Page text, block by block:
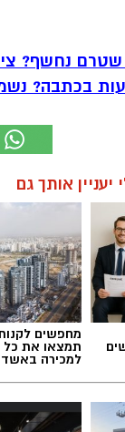
נחשף?
בכתבה?
יעניין אותך גם
מחפשים
תמצאו את כל
למכירה